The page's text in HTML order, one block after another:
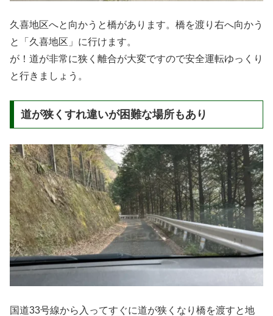
久喜地区へと向かうと橋があります。橋を渡り右へ向かう
と「久喜地区」に行けます。
が！道が非常に狭く離合が大変ですので安全運転ゆっくり
と行きましょう。
道が狭くすれ違いが困難な場所もあり
国道33号線から入ってすぐに道が狭くなり橋を渡すと地